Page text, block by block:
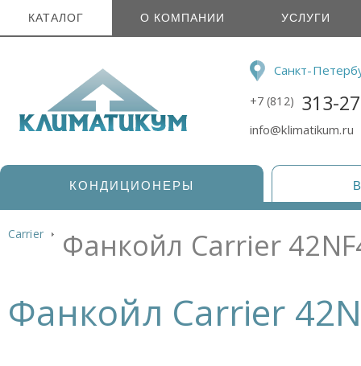
КАТАЛОГ О КОМПАНИИ УСЛУГИ
Санкт-
+7 (812) 313-
info@klimatikum.ru
КОНДИЦИОНЕРЫ
Carrier Фанкойл Carrier
Фанкойл Carrier